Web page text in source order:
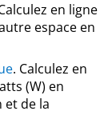
en ligne
espace en
. Calculez en
(W) en
de la